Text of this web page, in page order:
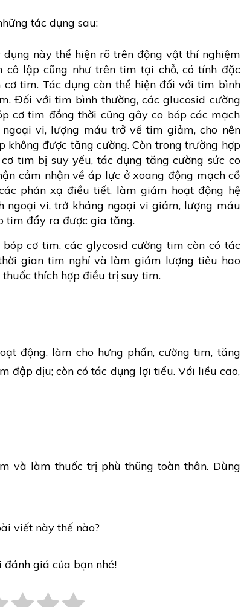
tác dụng sau:
này thể hiện rõ trên động vật thí nghiệm
cô lập cũng như trên tim tại chỗ, có tính đặc
tim. Tác dụng còn thể hiện đối với tim bình
Đối với tim bình thường, các glucosid cường
cơ tim đồng thời cũng gây co bóp các mạch
vi, lượng máu trở về tim giảm, cho nên
được tăng cường. Còn trong trường hợp
tim bị suy yếu, tác dụng tăng cường sức co
cảm nhận về áp lực ở xoang động mạch cổ
phản xạ điều tiết, làm giảm hoạt động hệ
ngoại vi, trở kháng ngoại vi giảm, lượng máu
tim đẩy ra được gia tăng.
cơ tim, các glycosid cường tim còn có tác
gian tim nghỉ và làm giảm lượng tiêu hao
thích hợp điều trị suy tim.
động, làm cho hưng phấn, cường tim, tăng
đập dịu; còn có tác dụng lợi tiểu. Với liều cao,
và làm thuốc trị phù thũng toàn thân. Dùng
viết này thế nào?
giá của bạn nhé!